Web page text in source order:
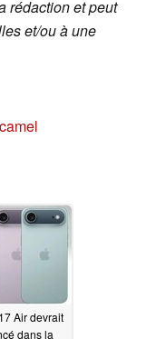
rédaction et peut
et/ou à une
Air devrait
dans la